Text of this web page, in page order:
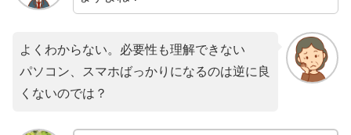
よくわからない。必要性も理解できない
パソコン、スマホばっかりになるのは逆に良
くないのでは？